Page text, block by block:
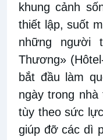
khung cảnh
thiết lập, suốt
những người
Thương»
bắt đầu làm
ngày trong
tùy theo sức
giúp đỡ các dì